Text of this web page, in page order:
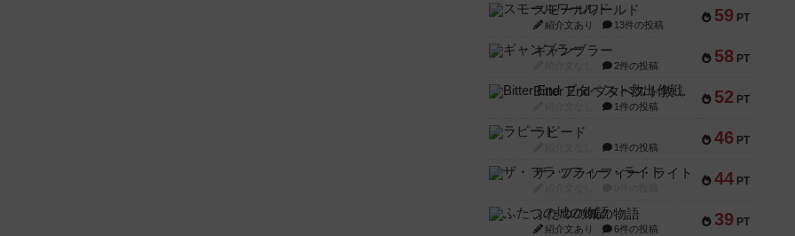
59 PT
スモールワールド
紹介文あり 13件の投稿
58 PT
ギャンブラー
2件の投稿
52 PT
Bitter End ブタペスト救出作戦
1件の投稿
46 PT
ラピード
1件の投稿
44 PT
ザ・フラッフィー・ライト
39 PT
ふたつの城の物語
紹介文あり 6件の投稿